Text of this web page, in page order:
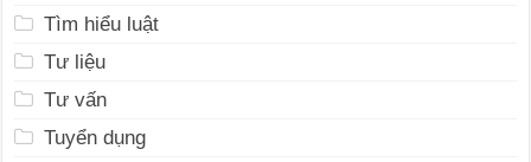
Tìm hiểu luật
Tư liệu
Tư vấn
Tuyển dụng